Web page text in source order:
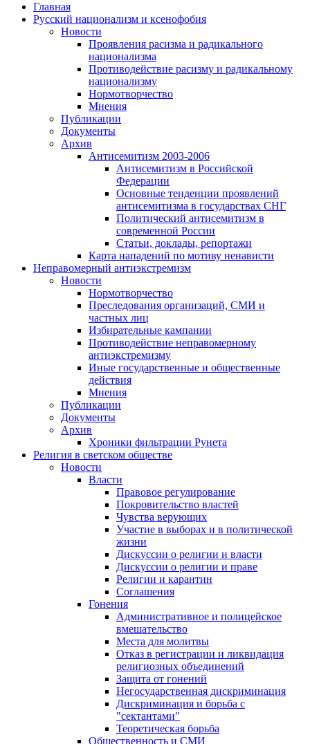
Главная
Русский национализм и ксенофобия
Новости
Проявления расизма и радикального
национализма
Противодействие расизму и радикальному
национализму
Нормотворчество
Мнения
Публикации
Документы
Архив
Антисемитизм 2003-2006
Антисемитизм в Российской
Федерации
Основные тенденции проявлений
антисемитизма в государствах СНГ
Политический антисемитизм в
современной России
Статьи, доклады, репортажи
Карта нападений по мотиву ненависти
Неправомерный антиэкстремизм
Новости
Нормотворчество
Преследования организаций, СМИ и
частных лиц
Избирательные кампании
Противодействие неправомерному
антиэкстремизму
Иные государственные и общественные
действия
Мнения
Публикации
Документы
Архив
Хроники фильтрации Рунета
Религия в светском обществе
Новости
Власти
Правовое регулирование
Покровительство властей
Чувства верующих
Участие в выборах и в политической
жизни
Дискуссии о религии и власти
Дискуссии о религии и праве
Религии и карантин
Соглашения
Гонения
Административное и полицейское
вмешательство
Места для молитвы
Отказ в регистрации и ликвидация
религиозных объединений
Защита от гонений
Негосударственная дискриминация
Дискриминация и борьба с
"сектантами"
Теоретическая борьба
Общественность и СМИ